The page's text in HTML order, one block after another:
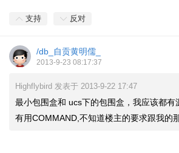
支持 反对
/db_自贡黄明儒_
2013-9-23 08:17:37
Highflybird 发表于 2013-9-22 17:47
最小包围盒和 ucs下的包围盒，我应该都有
有用COMMAND,不知道楼主的要求跟我的